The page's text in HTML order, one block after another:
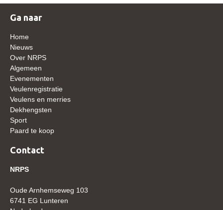
Verrichtingsonderzoek 2020-2021
Sport
Paard te koop
CONTACT
REGIO'S
Regio Noord
Regio West
Ga naar
Home
Nieuws
Over NRPS
Algemeen
Evenementen
Veulenregistratie
Veulens en merries
Dekhengsten
Sport
Paard te koop
Contact
NRPS
Oude Arnhemseweg 103
6741 EG Lunteren